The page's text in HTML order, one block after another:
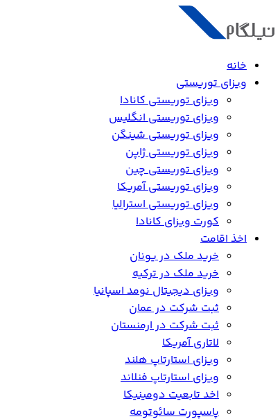
خانه
ویزای توریستی
ویزای توریستی کانادا
ویزای توریستی انگلیس
ویزای توریستی شینگن
ویزای توریستی ژاپن
ویزای توریستی چین
ویزای توریستی آمریکا
ویزای توریستی استرالیا
کورت ویزای کانادا
اخذ اقامت
خرید ملک در یونان
خرید ملک در ترکیه
ویزای دیجیتال نومد اسپانیا
ثبت شرکت در عمان
ثبت شرکت در ارمنستان
لاتاری آمریکا
ویزای استارتاپ هلند
ویزای استارتاپ فنلاند
اخد تابعیت دومینیکا
پاسپورت سائوتومه